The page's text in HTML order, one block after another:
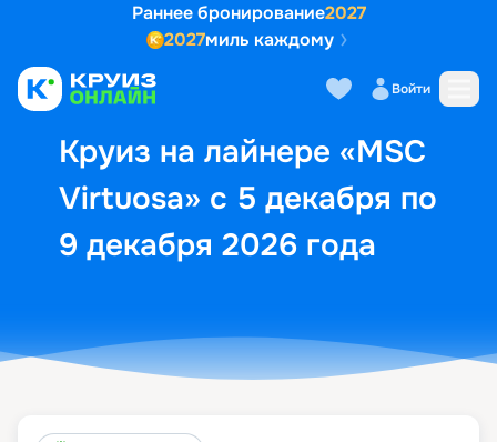
Раннее бронирование2027
2027миль каждому
Войти
Круиз на лайнере «MSC
Virtuosa» с 5 декабря по
9 декабря 2026 года
Выбор кают Маршрут и